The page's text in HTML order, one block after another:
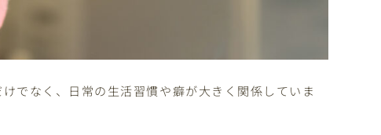
でなく、日常の生活習慣や癖が大きく関係していま